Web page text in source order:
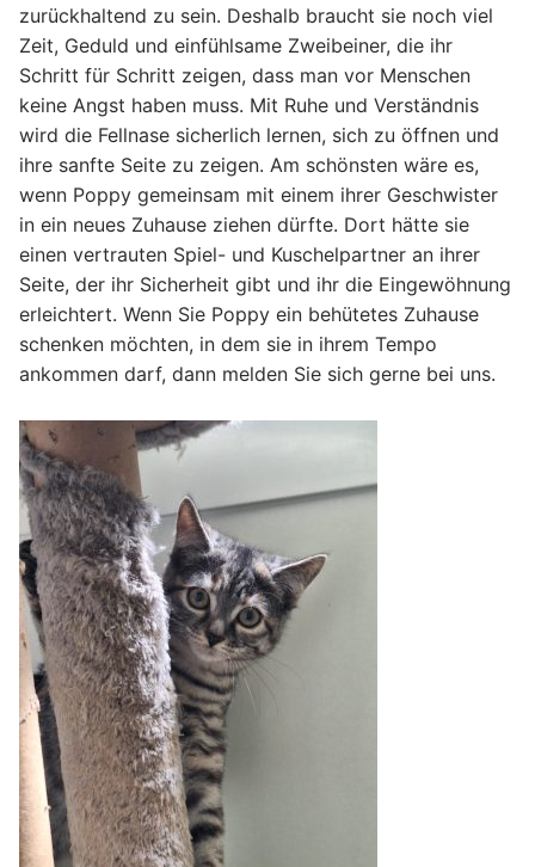
zurückhaltend zu sein. Deshalb braucht sie noch viel
Zeit, Geduld und einfühlsame Zweibeiner, die ihr
Schritt für Schritt zeigen, dass man vor Menschen
keine Angst haben muss. Mit Ruhe und Verständnis
wird die Fellnase sicherlich lernen, sich zu öffnen und
ihre sanfte Seite zu zeigen. Am schönsten wäre es,
wenn Poppy gemeinsam mit einem ihrer Geschwister
in ein neues Zuhause ziehen dürfte. Dort hätte sie
einen vertrauten Spiel- und Kuschelpartner an ihrer
Seite, der ihr Sicherheit gibt und ihr die Eingewöhnung
erleichtert. Wenn Sie Poppy ein behütetes Zuhause
schenken möchten, in dem sie in ihrem Tempo
ankommen darf, dann melden Sie sich gerne bei uns.